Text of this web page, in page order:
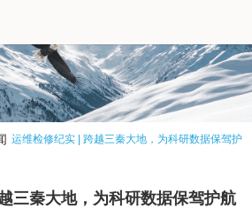
运维检修纪实 | 跨越三秦大地，为科研数据保驾护
三秦大地，为科研数据保驾护航